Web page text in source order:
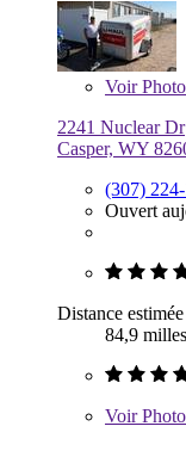
Voir
2241 Nuclear Dr
Casper, WY
(307)
Ouvert
Distance estimée
84,9 milles
Voir